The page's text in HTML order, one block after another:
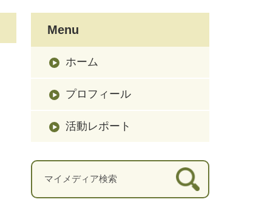
Menu
ホーム
プロフィール
活動レポート